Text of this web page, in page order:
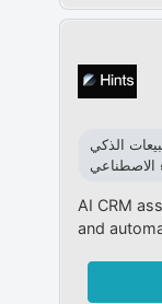
الذكي
الاصطناعي
AI CRM
and